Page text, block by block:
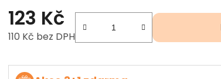
123 Kč
110 Kč bez DPH